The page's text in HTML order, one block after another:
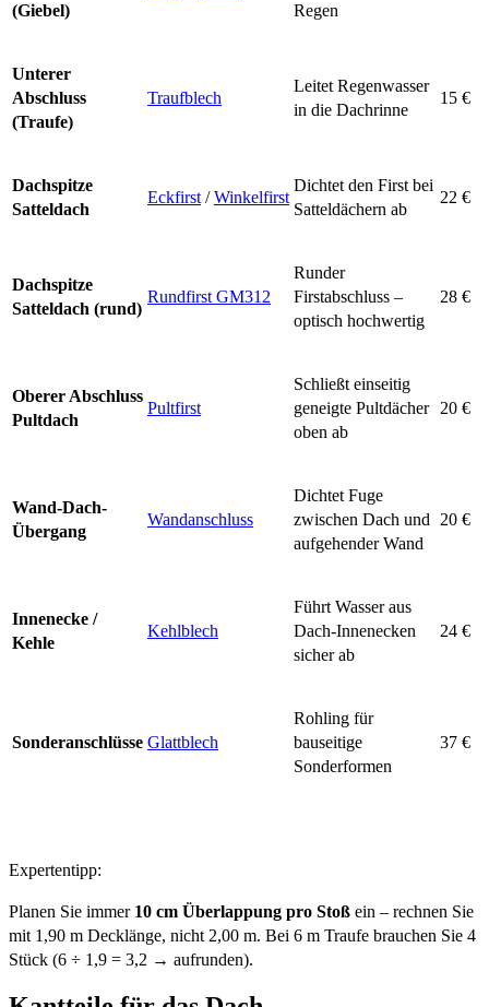
(Giebel)
Regen
Unterer
Abschluss
(Traufe)
Traufblech
Leitet Regenwasser
in die Dachrinne
15 €
Dachspitze
Satteldach
Eckfirst /Winkelfirst
Dichtet den First bei
Satteldächern ab
22 €
Dachspitze
Satteldach (rund)
Rundfirst GM312
Runder
Firstabschluss –
optisch hochwertig
28 €
Oberer Abschluss
Pultdach
Pultfirst
Schließt einseitig
geneigte Pultdächer
oben ab
20 €
Wand-Dach-
Übergang
Wandanschluss
Dichtet Fuge
zwischen Dach und
aufgehender Wand
20 €
Innenecke /
Kehle
Kehlblech
Führt Wasser aus
Dach-Innenecken
sicher ab
24 €
Sonderanschlüsse Glattblech
Rohling für
bauseitige
Sonderformen
37 €
Expertentipp:
Planen Sie immer 10 cm Überlappung pro Stoß ein – rechnen Sie
mit 1,90 m Decklänge, nicht 2,00 m. Bei 6 m Traufe brauchen Sie 4
Stück (6 ÷ 1,9 = 3,2 → aufrunden).